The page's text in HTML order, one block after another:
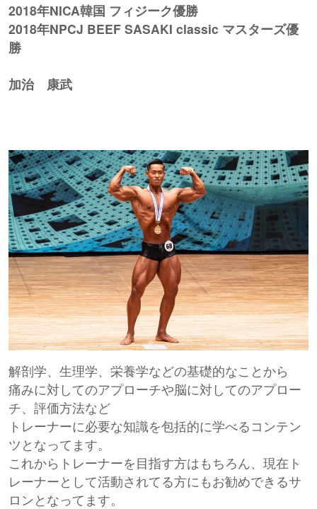
2018年NICA韓国 フィジーク優勝
2018年NPCJ BEEF SASAKI classic マスターズ優
勝
加治 康武
解剖学、生理学、栄養学などの基礎的なことから
痛みに対してのアプローチや脳に対してのアプロー
チ、評価方法など
トレーナーに必要な知識を包括的に学べるコンテン
ツとなってます。
これからトレーナーを目指す方はもちろん、現在ト
レーナーとして活動されてる方にもお勧めできるサ
ロンとなってます。